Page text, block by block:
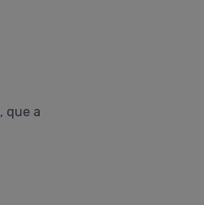
, que a